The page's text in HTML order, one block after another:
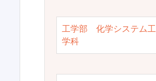
工学部 化学システム工
学科